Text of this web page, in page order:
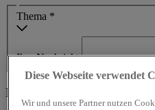
Thema *
Ihre Nachricht
Ihre Kontaktdaten
Diese Webseite verwendet
Wir und unsere Partner nutzen